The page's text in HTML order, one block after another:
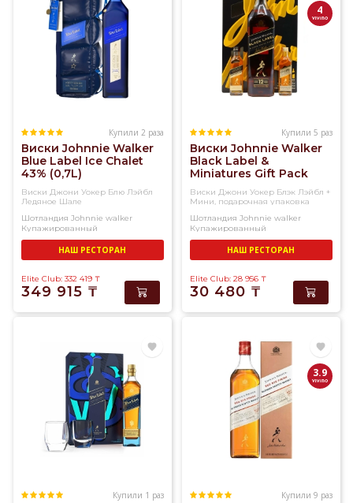
Купили 2 раза
Виски Johnnie Walker
Blue Label Ice Chalet
43% (0,7L)
Виски Джони Уокер Блю Лэйбл
Ледяное Шале
Шотландия Johnnie walker
Купажированный
НАШ РЕСТОРАН
Elite Club: 332 419 ₸
349 915 ₸
4
Купили 5 раз
Виски Johnnie Walker
Black Label &
Miniatures Gift Pack
Whisky 40% (0,7L)
Виски Джони Уокер Блэк Лэйбл +
Мини, подарочная упаковка
Шотландия Johnnie walker
Купажированный
НАШ РЕСТОРАН
Elite Club: 28 956 ₸
30 480 ₸
Купили 1 раз
3.9
Купили 9 раз